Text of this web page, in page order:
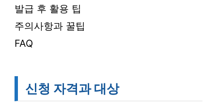
발급 후 활용 팁
주의사항과 꿀팁
FAQ
신청 자격과 대상